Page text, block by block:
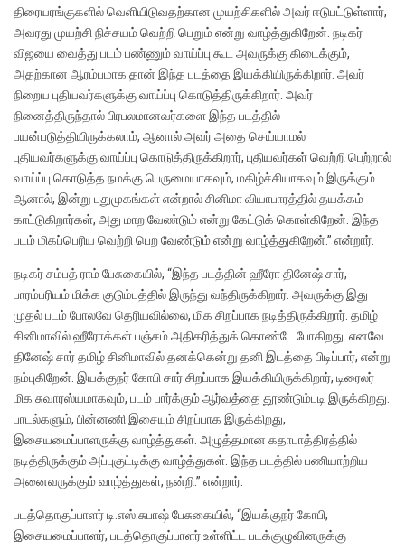
திரையரங்குகளில் வெளியிடுவதற்கான முயற்சிகளில் அவர் ஈடுபட்டுள்ளார்,
அவரது முயற்சி நிச்சயம் வெற்றி பெறும் என்று வாழ்த்துகிறேன். நடிகர்
விஜயை வைத்து படம் பண்ணும் வாய்ப்பு கூட அவருக்கு கிடைக்கும்,
அதற்கான ஆரம்பமாக தான் இந்த படத்தை இயக்கியிருக்கிறார். அவர்
நிறைய புதியவர்களுக்கு வாய்ப்பு கொடுத்திருக்கிறார். அவர்
நினைத்திருந்தால் பிரபலமானவர்களை இந்த படத்தில்
பயன்படுத்தியிருக்கலாம், ஆனால் அவர் அதை செய்யாமல்
புதியவர்களுக்கு வாய்ப்பு கொடுத்திருக்கிறார், புதியவர்கள் வெற்றி பெற்றால்
வாய்ப்பு கொடுத்த நமக்கு பெருமையாகவும், மகிழ்ச்சியாகவும் இருக்கும்.
ஆனால், இன்று புதுமுகங்கள் என்றால் சினிமா வியாபாரத்தில் தயக்கம்
காட்டுகிறார்கள், அது மாற வேண்டும் என்று கேட்டுக் கொள்கிறேன். இந்த
படம் மிகப்பெரிய வெற்றி பெற வேண்டும் என்று வாழ்த்துகிறேன்.” என்றார்.
நடிகர் சம்பத் ராம் பேசுகையில், “இந்த படத்தின் ஹீரோ தினேஷ் சார்,
பாரம்பரியம் மிக்க குடும்பத்தில் இருந்து வந்திருக்கிறார். அவருக்கு இது
முதல் படம் போலவே தெரியவில்லை, மிக சிறப்பாக நடித்திருக்கிறார். தமிழ்
சினிமாவில் ஹீரோக்கள் பஞ்சம் அதிகரித்துக் கொண்டே போகிறது. எனவே
தினேஷ் சார் தமிழ் சினிமாவில் தனக்கென்று தனி இடத்தை பிடிப்பார், என்று
நம்புகிறேன். இயக்குநர் கோபி சார் சிறப்பாக இயக்கியிருக்கிறார், டிரைலர்
மிக சுவாரஸ்யமாகவும், படம் பார்க்கும் ஆர்வத்தை தூண்டும்படி இருக்கிறது.
பாடல்களும், பின்னணி இசையும் சிறப்பாக இருக்கிறது,
இசையமைப்பாளருக்கு வாழ்த்துகள். அழுத்தமான கதாபாத்திரத்தில்
நடித்திருக்கும் அப்புகுட்டிக்கு வாழ்த்துகள். இந்த படத்தில் பணியாற்றிய
அனைவருக்கும் வாழ்த்துகள், நன்றி.” என்றார்.
படத்தொகுப்பாளர் டி.எஸ்.சுபாஷ் பேசுகையில், “இயக்குநர் கோபி,
இசையமைப்பாளர், படத்தொகுப்பாளர் உள்ளிட்ட படக்குழுவினருக்கு